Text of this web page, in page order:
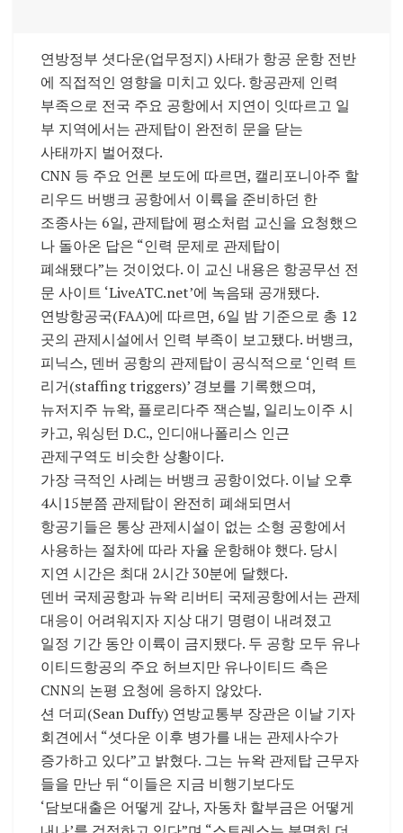
연방정부 셧다운(업무정지) 사태가 항공 운항 전반
에 직접적인 영향을 미치고 있다. 항공관제 인력
부족으로 전국 주요 공항에서 지연이 잇따르고 일
부 지역에서는 관제탑이 완전히 문을 닫는
사태까지 벌어졌다.
CNN 등 주요 언론 보도에 따르면, 캘리포니아주 할
리우드 버뱅크 공항에서 이륙을 준비하던 한
조종사는 6일, 관제탑에 평소처럼 교신을 요청했으
나 돌아온 답은 “인력 문제로 관제탑이
폐쇄됐다”는 것이었다. 이 교신 내용은 항공무선 전
문 사이트 ‘LiveATC.net’에 녹음돼 공개됐다.
연방항공국(FAA)에 따르면, 6일 밤 기준으로 총 12
곳의 관제시설에서 인력 부족이 보고됐다. 버뱅크,
피닉스, 덴버 공항의 관제탑이 공식적으로 ‘인력 트
리거(staffing triggers)’ 경보를 기록했으며,
뉴저지주 뉴왁, 플로리다주 잭슨빌, 일리노이주 시
카고, 워싱턴 D.C., 인디애나폴리스 인근
관제구역도 비슷한 상황이다.
가장 극적인 사례는 버뱅크 공항이었다. 이날 오후
4시15분쯤 관제탑이 완전히 폐쇄되면서
항공기들은 통상 관제시설이 없는 소형 공항에서
사용하는 절차에 따라 자율 운항해야 했다. 당시
지연 시간은 최대 2시간 30분에 달했다.
덴버 국제공항과 뉴왁 리버티 국제공항에서는 관제
대응이 어려워지자 지상 대기 명령이 내려졌고
일정 기간 동안 이륙이 금지됐다. 두 공항 모두 유나
이티드항공의 주요 허브지만 유나이티드 측은
CNN의 논평 요청에 응하지 않았다.
션 더피(Sean Duffy) 연방교통부 장관은 이날 기자
회견에서 “셧다운 이후 병가를 내는 관제사수가
증가하고 있다”고 밝혔다. 그는 뉴왁 관제탑 근무자
들을 만난 뒤 “이들은 지금 비행기보다도
‘담보대출은 어떻게 갚나, 자동차 할부금은 어떻게